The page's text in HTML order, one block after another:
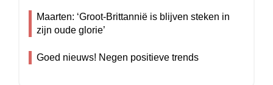
Maarten: ‘Groot-Brittannië is blijven steken in
zijn oude glorie’
Goed nieuws! Negen positieve trends